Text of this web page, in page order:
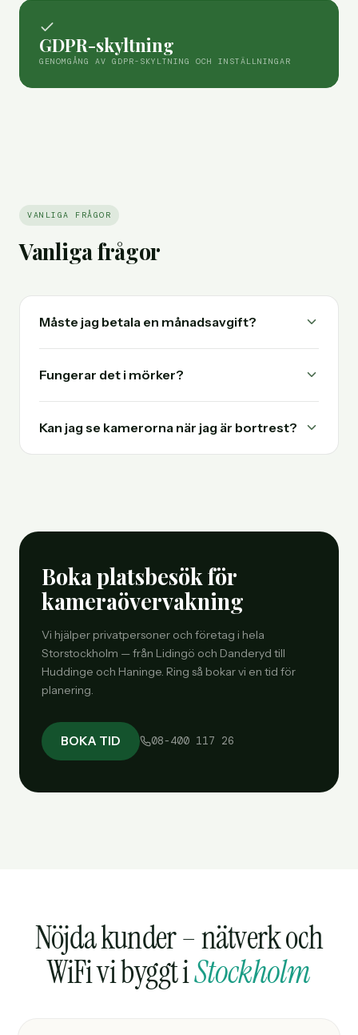
GDPR-skyltning
GENOMGÅNG AV GDPR-SKYLTNING OCH INSTÄLLNINGAR
VANLIGA FRÅGOR
Vanliga frågor
Måste jag betala en månadsavgift?
Fungerar det i mörker?
Kan jag se kamerorna när jag är bortrest?
Boka platsbesök för
kameraövervakning
Vi hjälper privatpersoner och företag i hela
Storstockholm — från Lidingö och Danderyd till
Huddinge och Haninge. Ring så bokar vi en tid för
planering.
BOKA TID 08-400 117 26
Nöjda kunder – nätverk och
WiFi vi byggt iStockholm